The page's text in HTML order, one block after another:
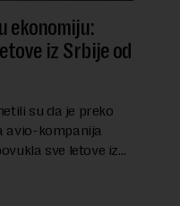
ekonomiju:
iz Srbije od
su da je preko
avio-kompanija
sve letove iz